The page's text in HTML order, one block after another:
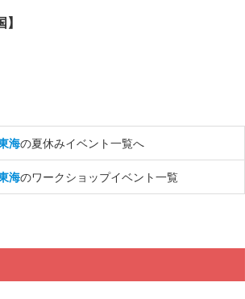
海の夏休みイベント一覧へ
海のワークショップイベント一覧